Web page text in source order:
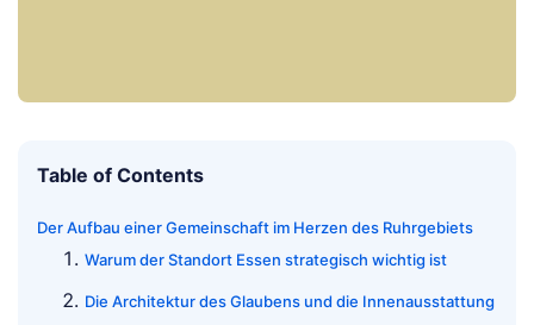
Table of Contents
Der Aufbau einer Gemeinschaft im Herzen des Ruhrgebiets
Warum der Standort Essen strategisch wichtig ist
Die Architektur des Glaubens und die Innenausstattung